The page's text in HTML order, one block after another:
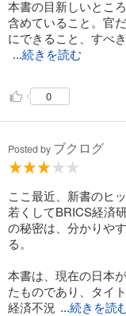
本書の目新しいとこ
含めていること。官
にできること、すべ
...続きを読む
0
Posted by ブクログ
ここ最近、新書のヒ
若くしてBRICS経済
の秘密は、分かりや
る。
本書は、現在の日本
たものであり、タイ
経済不況 ...続きを読